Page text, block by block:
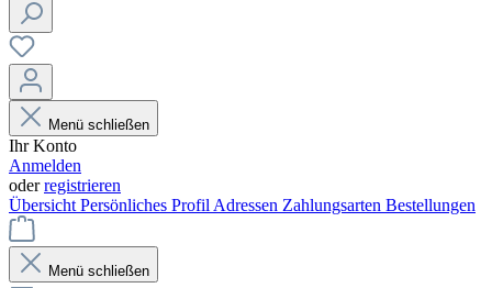
Menü schließen
Ihr Konto
Anmelden
oderregistrieren
Übersicht Persönliches Profil Adressen Zahlungsarten Bestellungen
Menü schließen